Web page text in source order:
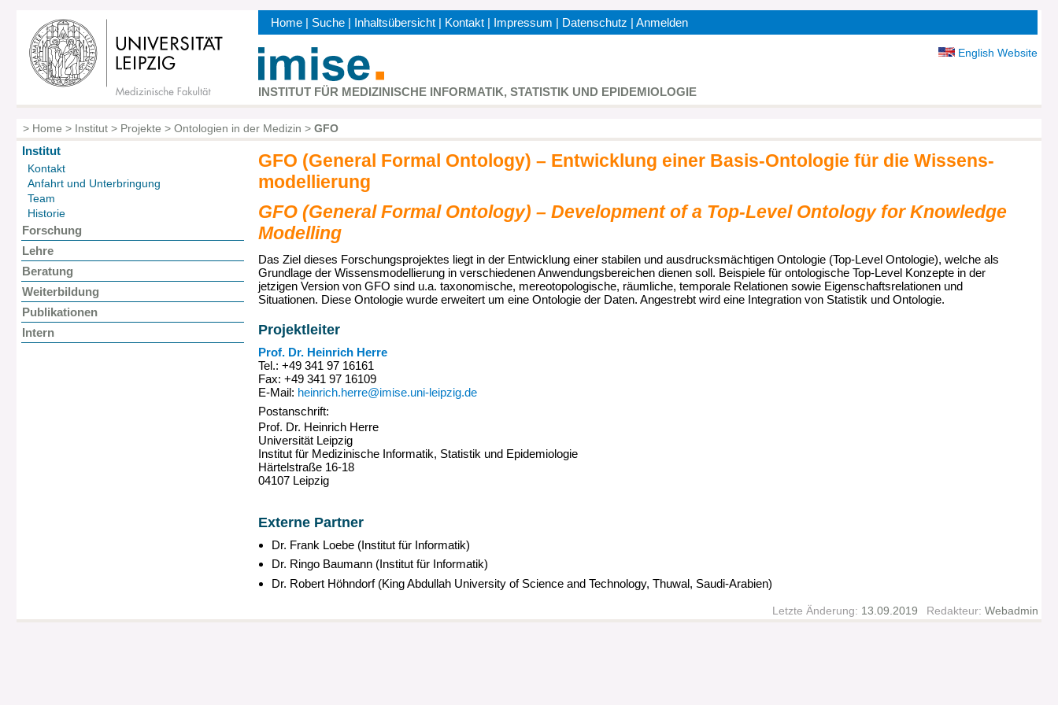
Inhalt
Kopfbereich
Home| Suche| Inhaltsübersicht| Kontakt| Impressum | Datenschutz | Anmelden
English Website
INSTITUT FÜR MEDIZINISCHE INFORMATIK, STATISTIK UND EPIDEMIOLOGIE
Pfadnavigation
> Home > Institut> Projekte > Ontologien in der Medizin > GFO
Hauptnavigation
Institut
Kontakt
Anfahrt und Unterbringung
Team
Historie
Forschung
Lehre
Beratung
Weiterbildung
Publikationen
Intern
GFO (General Formal Ontology) – Entwicklung einer Basis-Ontologie für die Wissens­
modellierung
GFO (General Formal Ontology) – Development of a Top-Level Ontology for Knowledge
Modelling
Das Ziel dieses Forschungsprojektes liegt in der Entwicklung einer stabilen und ausdrucksmächtigen Ontologie (Top-Level Ontologie), welche als
Grundlage der Wissensmodellierung in verschiedenen Anwendungs­bereichen dienen soll. Beispiele für ontologische Top-Level Konzepte in der
jetzigen Version von GFO sind u.a. taxonomische, mereotopologische, räumliche, temporale Relationen sowie Eigenschafts­relationen und
Situationen. Diese Ontologie wurde erweitert um eine Ontologie der Daten. Angestrebt wird eine Integration von Statistik und Ontologie.
Projektleiter
Prof. Dr. Heinrich Herre
Tel.:+49 341 97 16161
Fax:+49 341 97 16109
E-Mail: heinrich.herre@imise.uni-leipzig.de
Postanschrift:
Prof. Dr. Heinrich Herre
Universität Leipzig
Institut für Medizinische Informatik, Statistik und Epidemiologie
Härtelstraße 16-18
04107 Leipzig
Externe Partner
Dr. Frank Loebe (Institut für Informatik)
Dr. Ringo Baumann (Institut für Informatik)
Dr. Robert Höhndorf (King Abdullah University of Science and Technology, Thuwal, Saudi-Arabien)
Letzte Änderung: 13.09.2019 Redakteur:Webadmin